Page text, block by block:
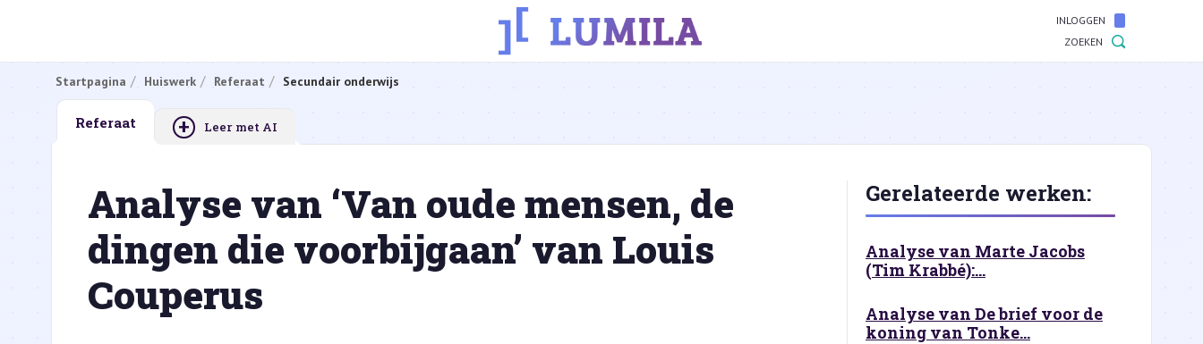
INLOGGEN
ZOEKEN
Startpagina Huiswerk Referaat Secundair onderwijs
Referaat + Leer met AI
Analyse van ‘Van oude mensen, de
dingen die voorbijgaan’ van Louis
Couperus
Gerelateerde werken:
Analyse van Marte Jacobs
(Tim Krabbé):...
Analyse van De brief voor de
koning van Tonke...